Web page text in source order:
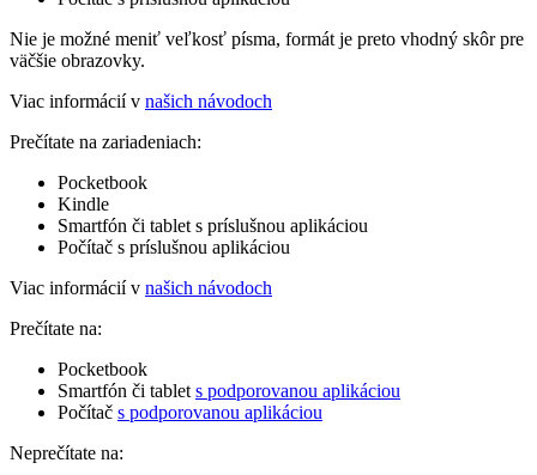
Nie je možné meniť veľkosť písma, formát je preto vhodný skôr pre
väčšie obrazovky.
Viac informácií v našich návodoch
Prečítate na zariadeniach:
Pocketbook
Kindle
Smartfón či tablet s príslušnou aplikáciou
Počítač s príslušnou aplikáciou
Viac informácií v našich návodoch
Prečítate na:
Pocketbook
Smartfón či tablet s podporovanou aplikáciou
Počítač s podporovanou aplikáciou
Neprečítate na: